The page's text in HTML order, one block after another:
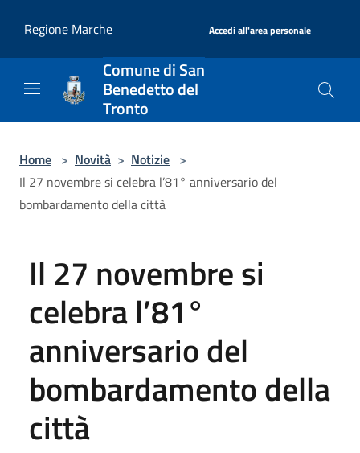
Regione Marche
Accedi all'area personale
Comune di San
Benedetto del
Tronto
Home > Novità > Notizie >
Il 27 novembre si celebra l’81° anniversario del
bombardamento della città
Il 27 novembre si
celebra l’81°
anniversario del
bombardamento della
città